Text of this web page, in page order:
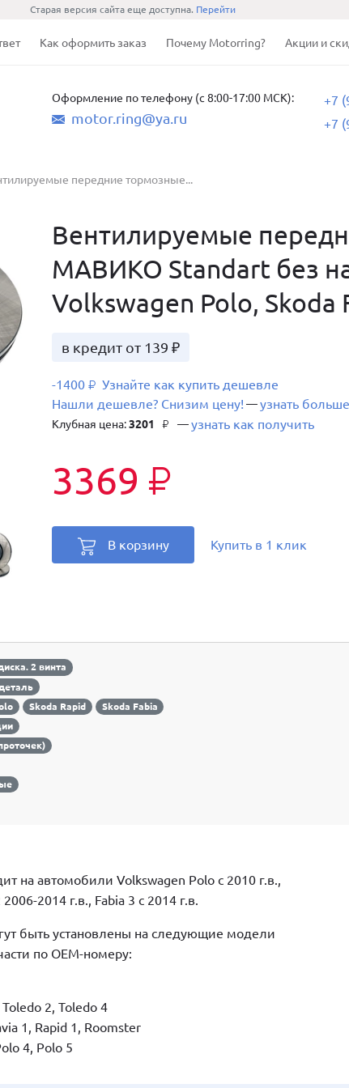
Старая версия сайта еще доступна. Перейти
Как оформить заказ Почему Motorring? Акции и
Оформление по телефону (с 8:00-17:00 МСК):
motor.ring@ya.ru
+7
+7
передние тормозные...
Вентилируемые
МАВИКО Standart без
Volkswagen Polo, Skoda
в кредит от 139 ₽
-1400 ₽ Узнайте как купить дешевле
Нашли дешевле? Снизим цену! —узнать больше
Клубная цена:3201 ₽ —узнать как получить
3369 ₽
В корзину Купить в 1 клик
2 винта
Skoda Rapid Skoda Fabia
на автомобили Volkswagen Polo с 2010 г.в.,
2014 г.в., Fabia 3 c 2014 г.в.
быть установлены на следующие модели
по ОЕМ-номеру:
2, Toledo 4
1, Rapid 1, Roomster
4, Polo 5